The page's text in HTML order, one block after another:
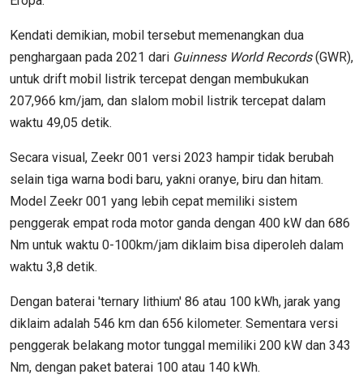
Kendati demikian, mobil tersebut memenangkan dua
penghargaan pada 2021 dari Guinness World Records(GWR),
untuk drift mobil listrik tercepat dengan membukukan
207,966 km/jam, dan slalom mobil listrik tercepat dalam
waktu 49,05 detik.
Secara visual, Zeekr 001 versi 2023 hampir tidak berubah
selain tiga warna bodi baru, yakni oranye, biru dan hitam.
Model Zeekr 001 yang lebih cepat memiliki sistem
penggerak empat roda motor ganda dengan 400 kW dan 686
Nm untuk waktu 0-100km/jam diklaim bisa diperoleh dalam
waktu 3,8 detik.
Dengan baterai 'ternary lithium' 86 atau 100 kWh, jarak yang
diklaim adalah 546 km dan 656 kilometer. Sementara versi
penggerak belakang motor tunggal memiliki 200 kW dan 343
Nm, dengan paket baterai 100 atau 140 kWh.